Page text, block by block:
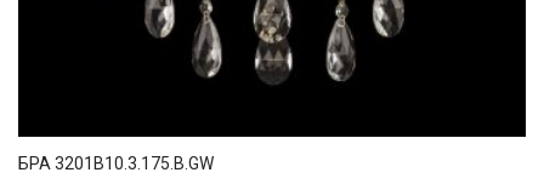
БРА 3201B10.3.175.B.GW